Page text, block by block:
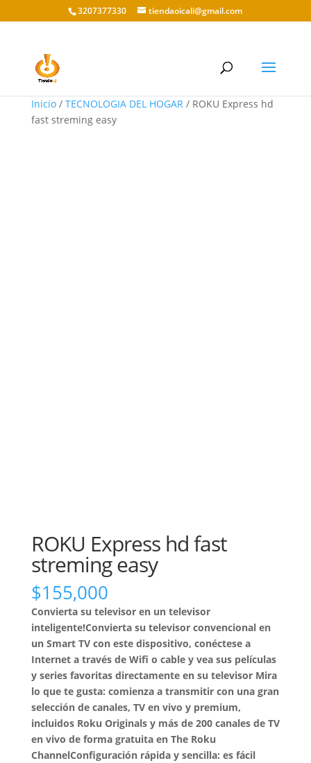
3207377330 tiendaoicali@gmail.com
Inicio/ TECNOLOGIA DEL HOGAR/ ROKU Express hd
fast streming easy
ROKU Express hd fast
streming easy
$155,000
Convierta su televisor en un televisor
inteligente!Convierta su televisor convencional en
un Smart TV con este dispositivo, conéctese a
Internet a través de Wifi o cable y vea sus películas
y series favoritas directamente en su televisor Mira
lo que te gusta: comienza a transmitir con una gran
selección de canales, TV en vivo y premium,
incluidos Roku Originals y más de 200 canales de TV
en vivo de forma gratuita en The Roku
ChannelConfiguración rápida y sencilla: es fácil